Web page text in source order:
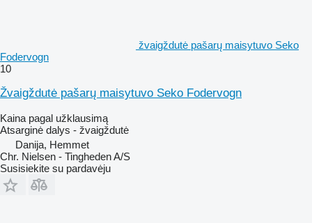
žvaigždutė pašarų maisytuvo Seko
Fodervogn
10
Žvaigždutė pašarų maisytuvo Seko Fodervogn
Kaina pagal užklausimą
Atsarginė dalys - žvaigždutė
Danija, Hemmet
Chr. Nielsen - Tingheden A/S
Susisiekite su pardavėju